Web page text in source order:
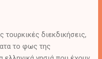
και στην άλλη,
ποιο είναι να το
τόνισε ο
τουρκικές διεκδικήσεις,
το φως της